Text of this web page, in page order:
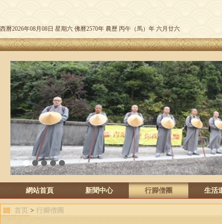
西曆2026年08月08日 星期六 佛曆2570年 農歷 丙午（馬）年 六月廿六
1 2 3 4 5
網站首頁 新聞中心 行腳僧團 生活
首页 > 行腳僧團